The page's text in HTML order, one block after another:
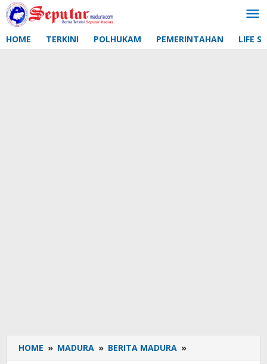
Lewati
ke
HOME TERKINI POLHUKAM PEMERINTAHAN LIFE
HOME » MADURA » BERITA MADURA »
Sumenep